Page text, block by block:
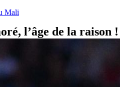
Mali
l’âge de la raison !